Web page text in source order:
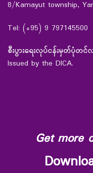
8/Kamayut township,
Tel: (+95) 9 797145500
စီးပွားရေးလုပ်ငန်းမှတ်ပုံ
Issued by the DICA.
Get more